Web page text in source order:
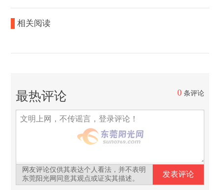
相关阅读
最热评论 0 条评论
网友评论仅供其表达个人看法，并不表明
东莞阳光网同意其观点或证实其描述。